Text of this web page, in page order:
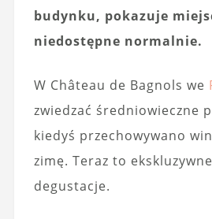
budynku, pokazuje
niedostępne normalnie.
W Château de Bagnols we
zwiedzać średniowieczne
kiedyś przechowywano
zimę. Teraz to
degustacje.